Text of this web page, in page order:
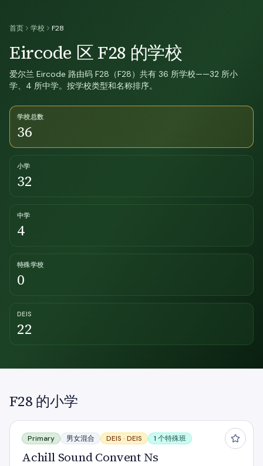
首页 学校 F28
Eircode 区 F28 的学校
爱尔兰 Eircode 路由码 F28（F28）共有 36 所学校——32 所小
学、4 所中学。按学校类型和名称排序。
学校总数
36
小学
32
中学
4
特殊学校
0
DEIS
22
F28 的小学
Achill Sound Convent Ns
Primary 男女混合 DEIS · DEIS 1 个特殊班
Achill Sound Convent Ns